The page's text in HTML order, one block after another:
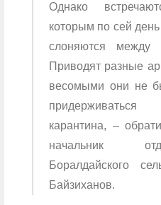
Однако
которым по сей
слоняются между
Приводят разные
весомыми они не
придерживаться
карантина, –
начальник
Боралдайского
Байзиханов.